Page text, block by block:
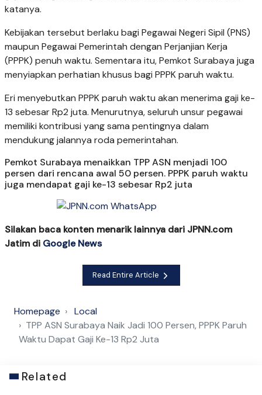
katanya.
Kebijakan tersebut berlaku bagi Pegawai Negeri Sipil (PNS)
maupun Pegawai Pemerintah dengan Perjanjian Kerja
(PPPK) penuh waktu. Sementara itu, Pemkot Surabaya juga
menyiapkan perhatian khusus bagi PPPK paruh waktu.
Eri menyebutkan PPPK paruh waktu akan menerima gaji ke-
13 sebesar Rp2 juta. Menurutnya, seluruh unsur pegawai
memiliki kontribusi yang sama pentingnya dalam
mendukung jalannya roda pemerintahan.
Pemkot Surabaya menaikkan TPP ASN menjadi 100
persen dari rencana awal 50 persen. PPPK paruh waktu
juga mendapat gaji ke-13 sebesar Rp2 juta
Silakan baca konten menarik lainnya dari JPNN.com
Jatim di Google News
Read Entire Article
Homepage
Local
TPP ASN Surabaya Naik Jadi 100 Persen, PPPK Paruh
Waktu Dapat Gaji Ke-13 Rp2 Juta
Related